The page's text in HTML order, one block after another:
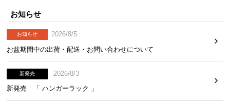
お知らせ
お知らせ
2026/8/5
お盆期間中の出荷・配送・お問い合わせについて
新発売
2026/8/3
新発売 「 ハンガーラック 」